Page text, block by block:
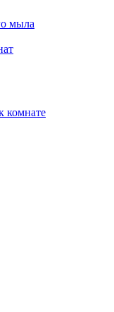
мыла
комнате